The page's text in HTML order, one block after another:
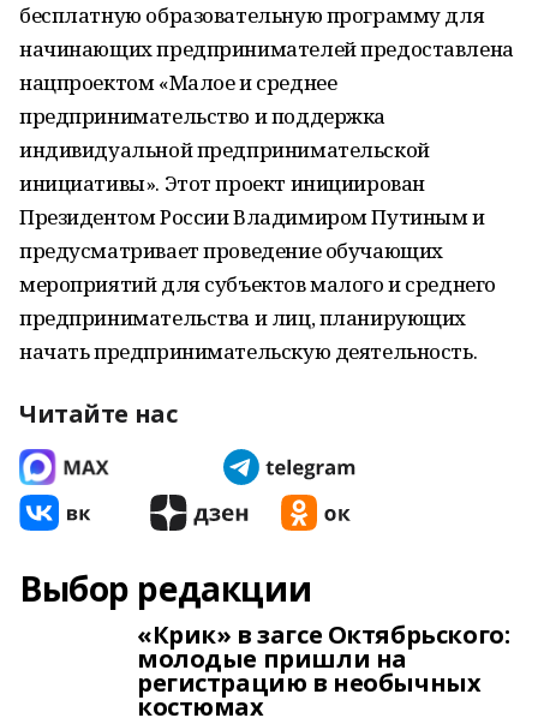
бесплатную образовательную программу для
начинающих предпринимателей предоставлена
нацпроектом «Малое и среднее
предпринимательство и поддержка
индивидуальной предпринимательской
инициативы». Этот проект инициирован
Президентом России Владимиром Путиным и
предусматривает проведение обучающих
мероприятий для субъектов малого и среднего
предпринимательства и лиц, планирующих
начать предпринимательскую деятельность.
Читайте нас
Выбор редакции
«Крик» в загсе Октябрьского:
молодые пришли на
регистрацию в необычных
костюмах